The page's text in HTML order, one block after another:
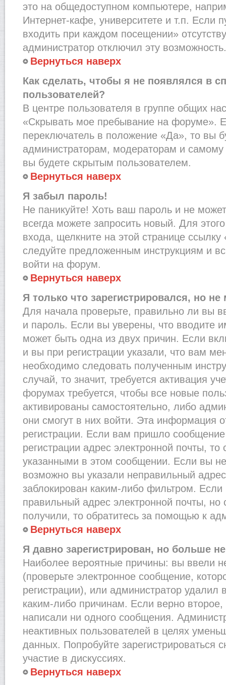
это на общедоступном компьютере,
Интернет-кафе, университете и т.п. Если
входить при каждом посещении»
администратор отключил эту возможность.
Вернуться наверх
Как сделать, чтобы я не появлялся в
пользователей?
В центре пользователя в группе общих
«Скрывать мое пребывание на форуме».
переключатель в положение «Да», то вы
администраторам, модераторам и
вы будете скрытым пользователем.
Вернуться наверх
Я забыл пароль!
Не паникуйте! Хоть ваш пароль и не
всегда можете запросить новый. Для
входа, щелкните на этой странице
следуйте предложенным инструкциям и
войти на форум.
Вернуться наверх
Я только что зарегистрировался, но не
Для начала проверьте, правильно ли вы
и пароль. Если вы уверены, что вводите
может быть одна из двух причин. Если
и вы при регистрации указали, что вам
необходимо следовать полученным
случай, то значит, требуется активация
форумах требуется, чтобы все новые
активированы самостоятельно, либо
они смогут в них войти. Эта информация
регистрации. Если вам пришло
регистрации адрес электронной почты, то
указанными в этом сообщении. Если вы
возможно вы указали неправильный
заблокирован каким-либо фильтром.
правильный адрес электронной почты, но
получили, то обратитесь за помощью к
Вернуться наверх
Я давно зарегистрирован, но больше
Наиболее вероятные причины: вы ввели
(проверьте электронное сообщение,
регистрации), или администратор удалил
каким-либо причинам. Если верно
написали ни одного сообщения.
неактивных пользователей в целях
данных. Попробуйте зарегистрироваться
участие в дискуссиях.
Вернуться наверх